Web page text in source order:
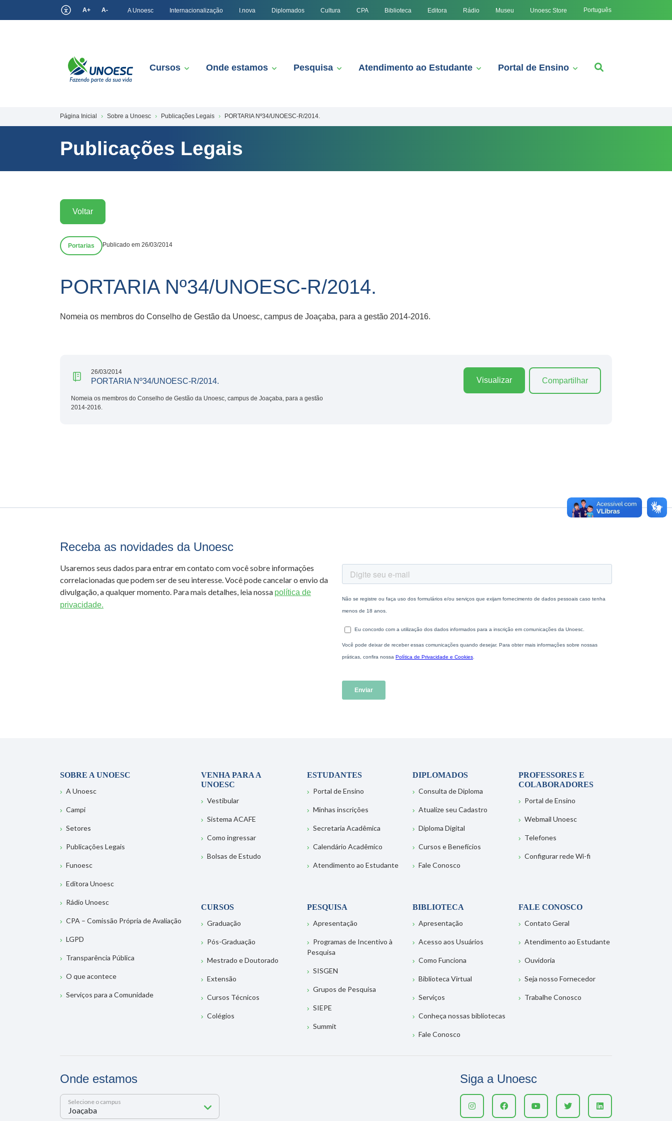
A+ A- A Unoesc Internacionalização I.nova Diplomados Cultura CPA Biblioteca Editora Rádio Museu Unoesc Store Português
Cursos Onde estamos Pesquisa Atendimento ao Estudante Portal de Ensino
Página Inicial Sobre a Unoesc Publicações Legais PORTARIA Nº34/UNOESC-R/2014.
Publicações Legais
Voltar
Portarias Publicado em 26/03/2014
PORTARIA Nº34/UNOESC-R/2014.
Nomeia os membros do Conselho de Gestão da Unoesc, campus de Joaçaba, para a gestão 2014-2016.
26/03/2014
PORTARIA Nº34/UNOESC-R/2014.
Nomeia os membros do Conselho de Gestão da Unoesc, campus de Joaçaba, para a gestão
2014-2016.
Visualizar Compartilhar
Receba as novidades da Unoesc
Usaremos seus dados para entrar em contato com você sobre informações
correlacionadas que podem ser de seu interesse. Você pode cancelar o envio da
divulgação, a qualquer momento. Para mais detalhes, leia nossa política de
privacidade.
SOBRE A UNOESC
A Unoesc
Campi
Setores
Publicações Legais
Funoesc
Editora Unoesc
Rádio Unoesc
CPA – Comissão Própria de Avaliação
LGPD
Transparência Pública
O que acontece
Serviços para a Comunidade
VENHA PARA A
UNOESC
Vestibular
Sistema ACAFE
Como ingressar
Bolsas de Estudo
ESTUDANTES
Portal de Ensino
Minhas inscrições
Secretaria Acadêmica
Calendário Acadêmico
Atendimento ao Estudante
DIPLOMADOS
Consulta de Diploma
Atualize seu Cadastro
Diploma Digital
Cursos e Benefícios
Fale Conosco
PROFESSORES E
COLABORADORES
Portal de Ensino
Webmail Unoesc
Telefones
Configurar rede Wi-fi
CURSOS
Graduação
Pós-Graduação
Mestrado e Doutorado
Extensão
Cursos Técnicos
Colégios
PESQUISA
Apresentação
Programas de Incentivo à
Pesquisa
SISGEN
Grupos de Pesquisa
SIEPE
Summit
BIBLIOTECA
Apresentação
Acesso aos Usuários
Como Funciona
Biblioteca Virtual
Serviços
Conheça nossas bibliotecas
Fale Conosco
FALE CONOSCO
Contato Geral
Atendimento ao Estudante
Ouvidoria
Seja nosso Fornecedor
Trabalhe Conosco
Onde estamos
Selecione o campus
Siga a Unoesc